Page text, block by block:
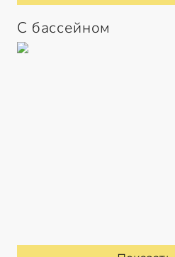
С бассейном